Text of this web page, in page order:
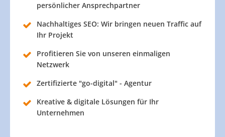
persönlicher Ansprechpartner
Nachhaltiges SEO: Wir bringen neuen Traffic auf
Ihr Projekt
Profitieren Sie von unseren einmaligen
Netzwerk
Zertifizierte "go-digital" - Agentur
Kreative & digitale Lösungen für Ihr
Unternehmen